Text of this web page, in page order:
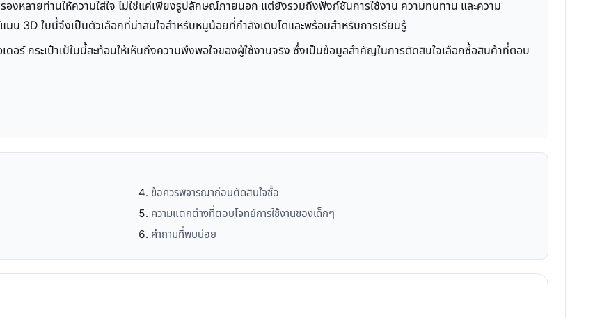
องหลายท่านให้ความใส่ใจ ไม่ใช่แค่เพียงรูปลักษณ์ภายนอก แต่ยังรวมถึงฟังก์ชันการใช้งาน ความทนทาน และความ
มน 3D ใบนี้จึงเป็นตัวเลือกที่น่าสนใจสำหรับหนูน้อยที่กำลังเติบโตและพร้อมสำหรับการเรียนรู้
อร์ กระเป๋าเป้ใบนี้สะท้อนให้เห็นถึงความพึงพอใจของผู้ใช้งานจริง ซึ่งเป็นข้อมูลสำคัญในการตัดสินใจเลือกซื้อสินค้าที่ตอบ
ข้อควรพิจารณาก่อนตัดสินใจซื้อ
ความแตกต่างที่ตอบโจทย์การใช้งานของเด็กๆ
คำถามที่พบบ่อย